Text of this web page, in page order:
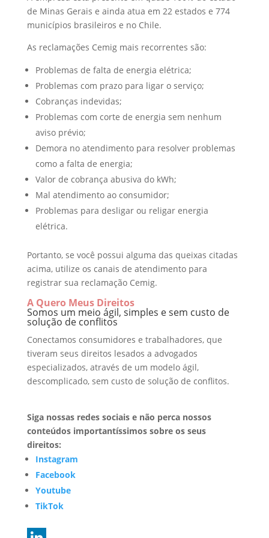
de Minas Gerais e ainda atua em 22 estados e 774
municípios brasileiros e no Chile.
As reclamações Cemig mais recorrentes são:
Problemas de falta de energia elétrica;
Problemas com prazo para ligar o serviço;
Cobranças indevidas;
Problemas com corte de energia sem nenhum
aviso prévio;
Demora no atendimento para resolver problemas
como a falta de energia;
Valor de cobrança abusiva do kWh;
Mal atendimento ao consumidor;
Problemas para desligar ou religar energia
elétrica.
Portanto, se você possui alguma das queixas citadas
acima, utilize os canais de atendimento para
registrar sua reclamação Cemig.
A Quero Meus Direitos
Somos um meio ágil, simples e sem custo de
solução de conflitos
Conectamos consumidores e trabalhadores, que
tiveram seus direitos lesados a advogados
especializados, através de um modelo ágil,
descomplicado, sem custo de solução de conflitos.
Siga nossas redes sociais e não perca nossos
conteúdos importantíssimos sobre os seus
direitos:
Instagram
Facebook
Youtube
TikTok